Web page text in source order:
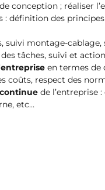
conception ; réaliser
: définition des
suivi montage-
tâches, suivi et
en termes de
respect des
de l’entreprise
etc…